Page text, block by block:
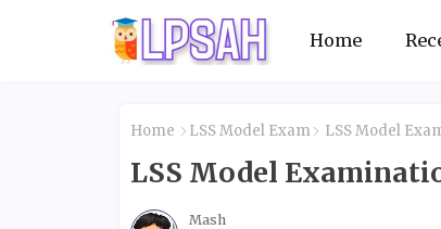
Home
Home LSS Model Exam LSS Model
LSS Model
Mash